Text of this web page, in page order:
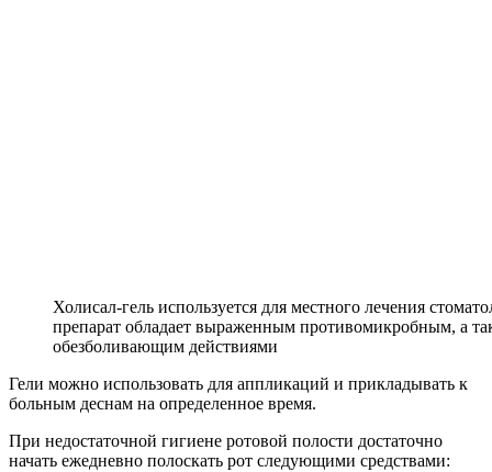
Холисал-гель используется для местного лечения
препарат обладает выраженным противомикробным, а
обезболивающим действиями
Гели можно использовать для аппликаций и прикладывать к
больным деснам на определенное время.
При недостаточной гигиене ротовой полости достаточно
начать ежедневно полоскать рот следующими средствами: